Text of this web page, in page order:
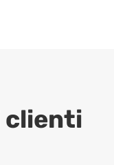
clienti